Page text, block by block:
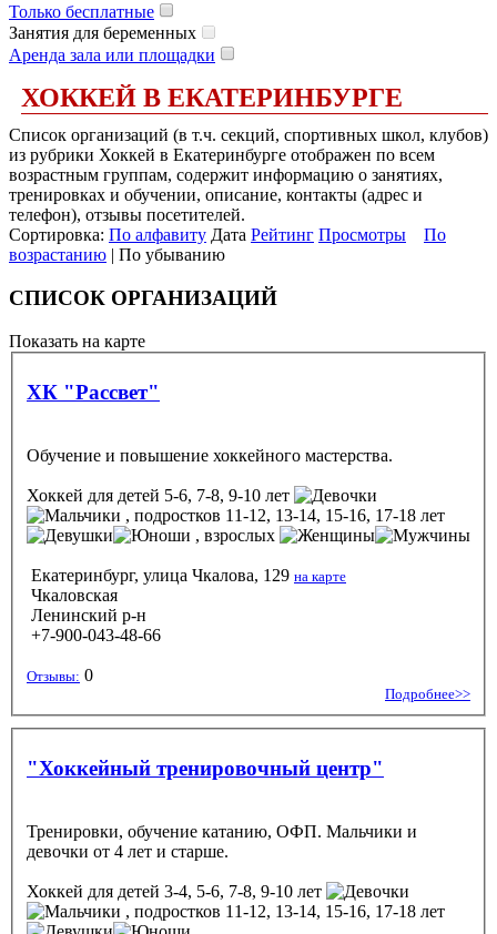
Только бесплатные
Занятия для беременных
Аренда зала или площадки
ХОККЕЙ В ЕКАТЕРИНБУРГЕ
Список организаций (в т.ч. секций, спортивных школ, клубов)
из рубрики Хоккей в Екатеринбурге отображен по всем
возрастным группам, содержит информацию о занятиях,
тренировках и обучении, описание, контакты (адрес и
телефон), отзывы посетителей.
Сортировка: По алфавиту Дата Рейтинг Просмотры
По
возрастанию | По убыванию
СПИСОК ОРГАНИЗАЦИЙ
Показать на карте
ХК "Рассвет"
Обучение и повышение хоккейного мастерства.
Хоккей для детей 5-6, 7-8, 9-10 лет
, подростков 11-12, 13-14, 15-16, 17-18 лет
, взрослых
Екатеринбург, улица Чкалова, 129 на карте
Чкаловская
Ленинский р-н
+7-900-043-48-66
Отзывы: 0
Подробнее>>
"Хоккейный тренировочный центр"
Тренировки, обучение катанию, ОФП. Мальчики и
девочки от 4 лет и старше.
Хоккей для детей 3-4, 5-6, 7-8, 9-10 лет
, подростков 11-12, 13-14, 15-16, 17-18 лет